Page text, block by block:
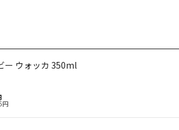
ギルビー ウォッカ 350ml
円